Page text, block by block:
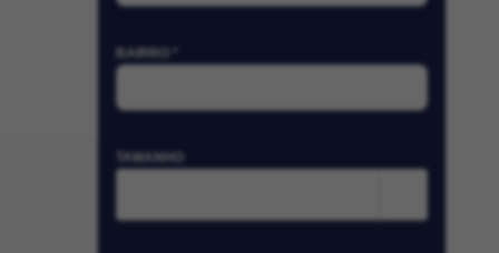
TAMANHO